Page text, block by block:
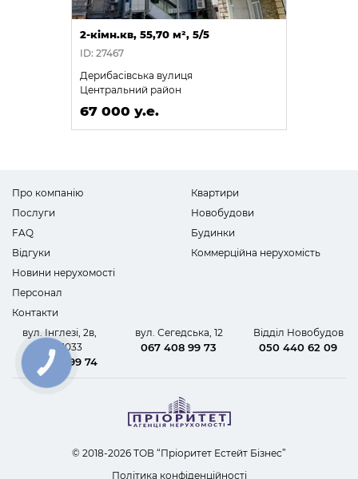
2-кімн.кв, 55,70 м², 5/5
ID: 27467
Дерибасівська вулиця
Центральний район
67 000 у.е.
Про компанію
Послуги
FAQ
Відгуки
Новини нерухомості
Персонал
Контакти
Квартири
Новобудови
Будинки
Коммерційна нерухомість
вул. Інглезі, 2в,
офіс 1033
067 408 99 74
вул. Сегедська, 12
067 408 99 73
Відділ Новобудов
050 440 62 09
© 2018-2026 ТОВ “Пріоритет Естейт Бізнес”
Політика конфіденційності
КНОПКА
ЗВ'ЯЗКУ